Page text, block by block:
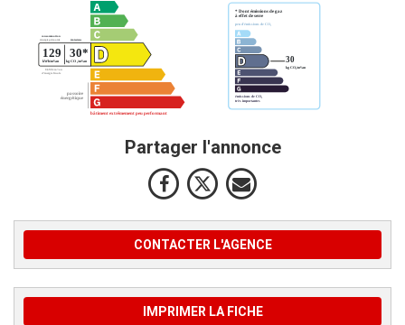
Partager l'annonce
CONTACTER L'AGENCE
IMPRIMER LA FICHE